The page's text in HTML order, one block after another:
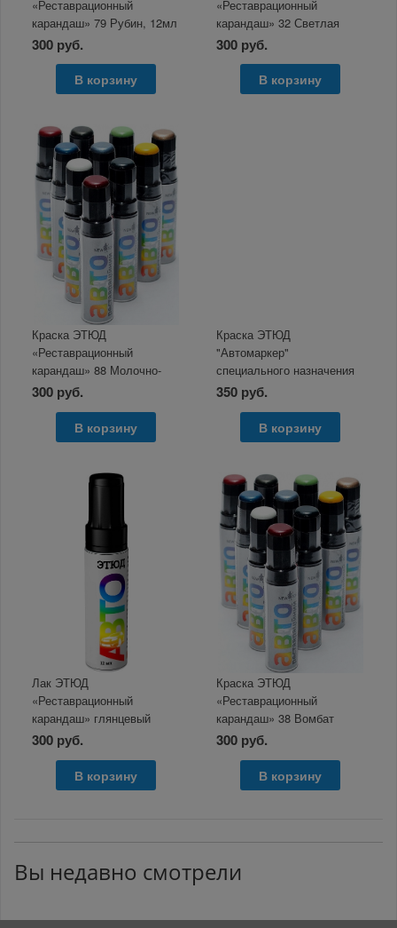
«Реставрационный
карандаш» 79 Рубин, 12мл
300 руб.
В корзину
«Реставрационный
карандаш» 32 Светлая
платина металлик 12мл
300 руб.
В корзину
Краска ЭТЮД
«Реставрационный
карандаш» 88 Молочно-
белый 12мл
300 руб.
В корзину
Краска ЭТЮД
"Автомаркер"
специального назначения
автомобильная
350 руб.
В корзину
Лак ЭТЮД
«Реставрационный
карандаш» глянцевый
бесцветный 12мл
300 руб.
В корзину
Краска ЭТЮД
«Реставрационный
карандаш» 38 Вомбат
металлик 12мл
300 руб.
В корзину
Вы недавно смотрели